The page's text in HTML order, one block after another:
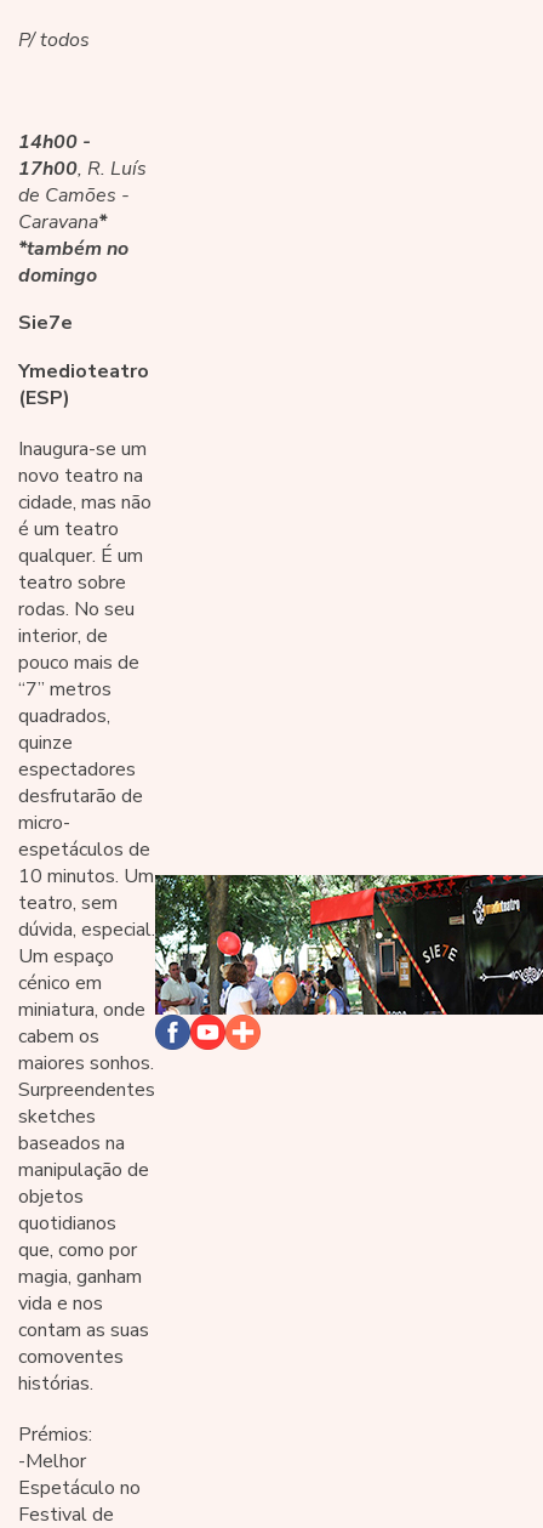
P/ todos
14h00 -
17h00, R. Luís
de Camões -
Caravana*
*também no
domingo
Sie7e
Ymedioteatro
(ESP)
Inaugura-se um
novo teatro na
cidade, mas não
é um teatro
qualquer. É um
teatro sobre
rodas. No seu
interior, de
pouco mais de
“7” metros
quadrados,
quinze
espectadores
desfrutarão de
micro-
espetáculos de
10 minutos. Um
teatro, sem
dúvida, especial.
Um espaço
cénico em
miniatura, onde
cabem os
maiores sonhos.
Surpreendentes
sketches
baseados na
manipulação de
objetos
quotidianos
que, como por
magia, ganham
vida e nos
contam as suas
comoventes
histórias.
Prémios:
-Melhor
Espetáculo no
Festival de